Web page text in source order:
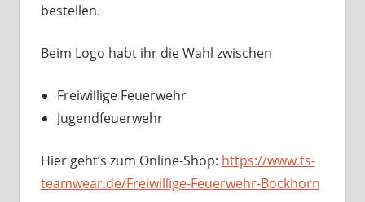
bestellen.
Beim Logo habt ihr die Wahl zwischen
Freiwillige Feuerwehr
Jugendfeuerwehr
Hier geht’s zum Online-Shop: https://www.ts-
teamwear.de/Freiwillige-Feuerwehr-Bockhorn